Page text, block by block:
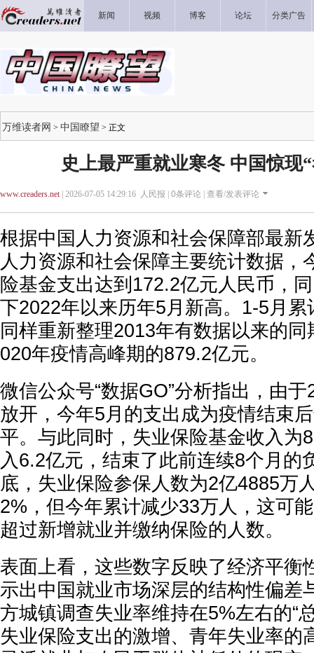
新闻 视频 博客 论坛 分类广告
万维读者网 > 中国瞭望 > 正文
史上最严重就业寒冬 中国惊现
www.creaders.net| 2026-07-05 14:29:16 人民报 | 0条评论 | 查看/发表评论
根据中国人力资源和社会保障部最新
人力资源和社会保障主要统计数据，
险基金支出达到172.2亿元人民币，
下2022年以来历年5月新高。1-5月
同样重新整理2013年有数据以来的
020年疫情高峰期的879.2亿元。
微信公众号“数据GO”分析指出，由
放开，今年5月的支出成为疫情结束
平。与此同时，失业保险基金收入为
入6.2亿元，结束了此前连续8个月的
底，失业保险参保人数为2亿4885万
2%，但今年累计减少33万人，这可
超过新增就业并缴纳保险的人数。
表面上看，这些数字反映了经济平衡
示出中国就业市场深层的结构性偏差
方城镇调查失业率维持在5%左右的“
失业保险支出的激增、青年失业率的